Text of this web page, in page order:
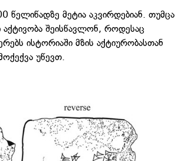
წელიწადზე მეტია აკვირდებიან. თუმცა
შეისწავლონ, როდესაც
ისტორიაში მზის აქტიურობასთან
უწევთ.